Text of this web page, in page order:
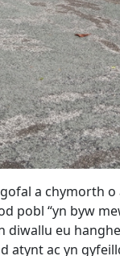
a chymorth
pobl “yn byw
eu
ac yn